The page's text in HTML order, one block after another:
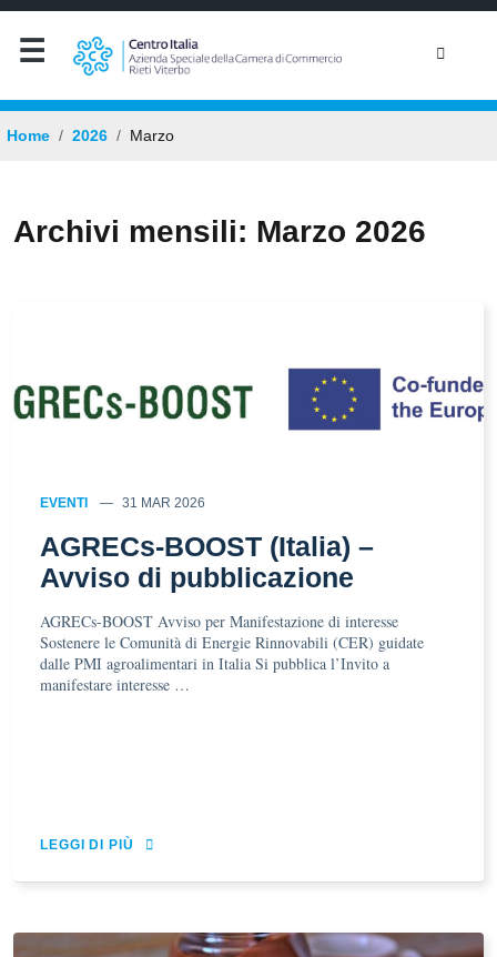
Home 2026 Marzo
Archivi mensili: Marzo 2026
EVENTI 31 MAR 2026
AGRECs-BOOST (Italia) –
Avviso di pubblicazione
AGRECs-BOOST Avviso per Manifestazione di interesse
Sostenere le Comunità di Energie Rinnovabili (CER) guidate
dalle PMI agroalimentari in Italia Si pubblica l’Invito a
manifestare interesse …
LEGGI DI PIÙ